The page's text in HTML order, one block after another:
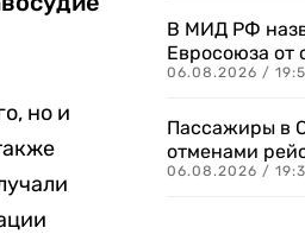
но и
В МИД РФ
Евросоюза от
06.08.2026 /
Пассажиры в
отменами
06.08.2026 /